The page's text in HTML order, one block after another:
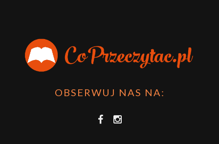
OBSERWUJ NAS NA: